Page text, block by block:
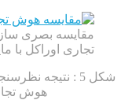
مقایسه بصری
تجاری اوراکل با
شکل 5 : نتیجه
هوش